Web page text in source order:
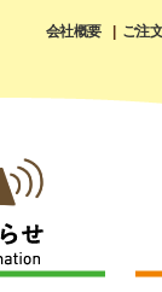
会社概要 ご注